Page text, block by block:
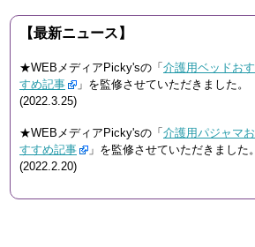
【最新ニュース】
★WEBメディアPicky'sの「 介護用ベッドおす
すめ記事
」を監修させていただきました。
(2022.3.25)
★WEBメディアPicky'sの「 介護用パジャマお
すすめ記事
」を監修させていただきました。
(2022.2.20)